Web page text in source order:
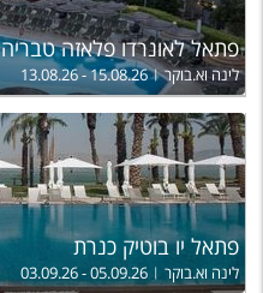
פתאל לאונרדו פלאזה טבריה
לינה וא.בוקר 13.08.26 - 15.08.26
פתאל יו בוטיק כנרת
לינה וא.בוקר 03.09.26 - 05.09.26